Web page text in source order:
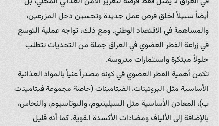
أيضاً سبيلاً لخلق فرص عمل جديدة وتحسين دخل المزارعين،
والمساهمة في الاقتصاد الوطني. ومع ذلك، تواجه عملية التوسع
في زراعة الفطر العضوي في العراق جملة من التحديات تتطلب
حلولاً مبتكرة واستثمارات مدروسة.
تكمن أهمية الفطر العضوي في كونه مصدراً غنياً بالمواد الغذائية
الأساسية مثل البروتينات، الفيتامينات (خاصة مجموعة فيتامينات
ب)، المعادن الأساسية مثل السيلينيوم، والبوتاسيوم، والنحاس،
بالإضافة إلى الألياف ومضادات الأكسدة القوية. كما أنه قليل